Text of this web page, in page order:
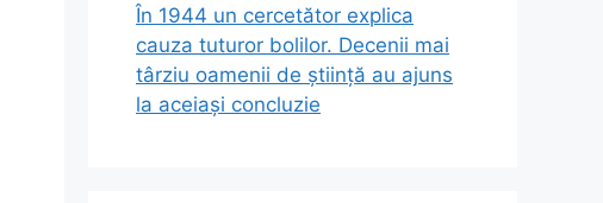
În 1944 un cercetător explica
cauza tuturor bolilor. Decenii mai
târziu oamenii de știință au ajuns
la aceiași concluzie